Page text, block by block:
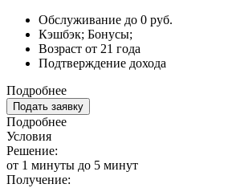
Обслуживание до 0 руб.
Кэшбэк; Бонусы;
Возраст от 21 года
Подтверждение дохода
Подробнее
Подать заявку
Подробнее
Условия
Решение:
от 1 минуты до 5 минут
Получение: